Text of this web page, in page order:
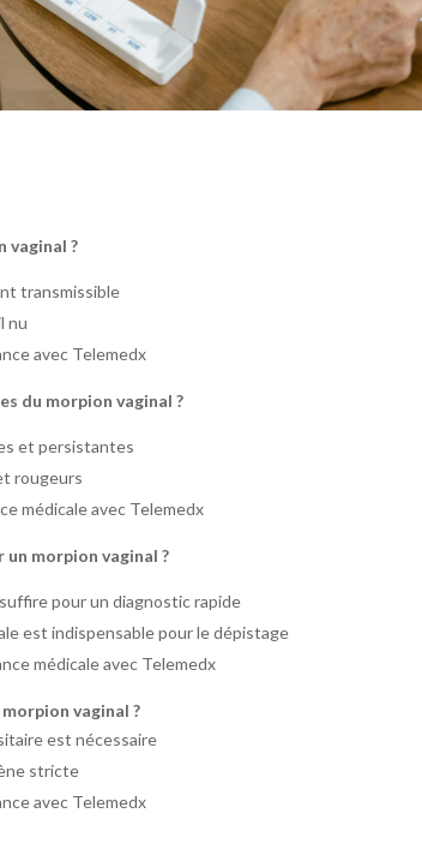
vaginal ?
transmissible
nu
avec Telemedx
du morpion vaginal ?
et persistantes
rougeurs
médicale avec Telemedx
morpion vaginal ?
pour un diagnostic rapide
est indispensable pour le dépistage
médicale avec Telemedx
vaginal ?
est nécessaire
stricte
avec Telemedx